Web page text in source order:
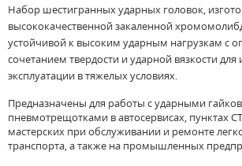
Набор шестигранных ударных головок,
высококачественной закаленной
устойчивой к высоким ударным нагрузкам с
сочетанием твердости и ударной вязкости для
эксплуатации в тяжелых условиях.
Предназначены для работы с ударными
пневмотрещотками в автосервисах, пунктах
мастерских при обслуживании и ремонте
транспорта, а также на промышленных